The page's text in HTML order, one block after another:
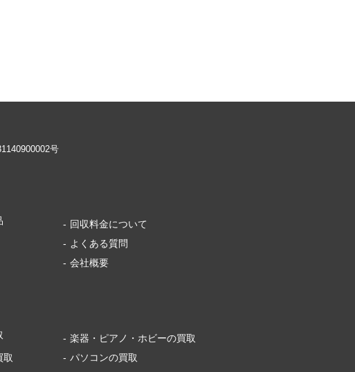
号
回収料金について
よくある質問
会社概要
楽器・ピアノ・ホビーの買取
取
パソコンの買取